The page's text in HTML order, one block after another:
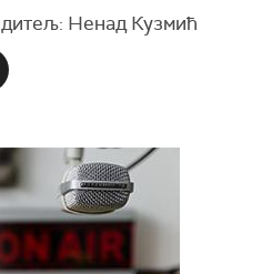
Ненад Кузмић